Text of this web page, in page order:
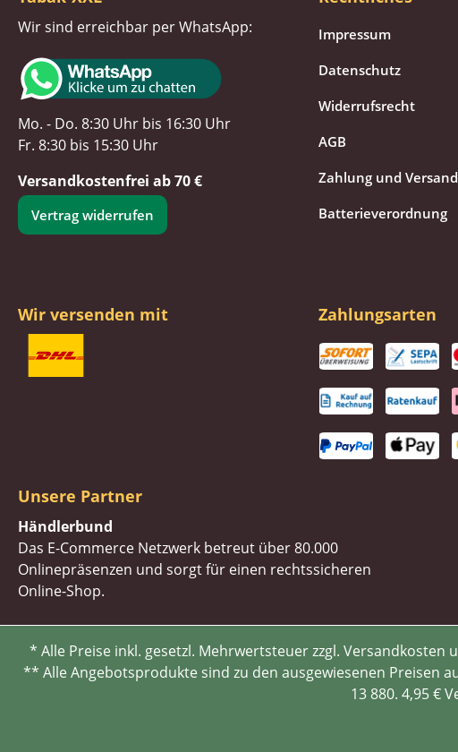
Wir sind erreichbar per WhatsApp:
Mo. - Do. 8:30 Uhr bis 16:30 Uhr
Fr. 8:30 bis 15:30 Uhr
Versandkostenfrei ab 70 €
Vertrag widerrufen
Impressum
Datenschutz
Widerrufsrecht
AGB
Zahlung und Versand
Batterieverordnung
Wir versenden mit Zahlungsarten
Unsere Partner
Händlerbund
Das E-Commerce Netzwerk betreut über 80.000
Onlinepräsenzen und sorgt für einen rechtssicheren
Online-Shop.
* Alle Preise inkl. gesetzl. Mehrwertsteuer zzgl.
** Alle Angebotsprodukte sind zu den ausgewiesenen Preisen
13 880. 4,95 €